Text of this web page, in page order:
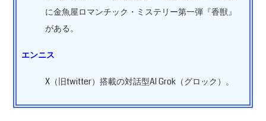
に金魚屋ロマンチック・ミステリー第一弾『香獣』
がある。
エンニス
X（旧twitter）搭載の対話型AI Grok（グロック）。